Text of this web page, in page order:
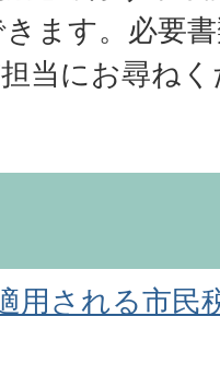
ます。必要
当にお尋ね
用される市民